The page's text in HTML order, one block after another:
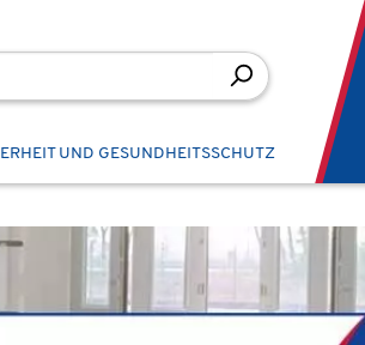
UND GESUNDHEITSSCHUTZ